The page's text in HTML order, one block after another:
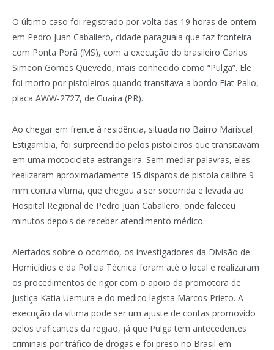
O último caso foi registrado por volta das 19 horas de ontem
em Pedro Juan Caballero, cidade paraguaia que faz fronteira
com Ponta Porã (MS), com a execução do brasileiro Carlos
Simeon Gomes Quevedo, mais conhecido como “Pulga”. Ele
foi morto por pistoleiros quando transitava a bordo Fiat Palio,
placa AWW-2727, de Guaíra (PR).
Ao chegar em frente à residência, situada no Bairro Mariscal
Estigarribia, foi surpreendido pelos pistoleiros que transitavam
em uma motocicleta estrangeira. Sem mediar palavras, eles
realizaram aproximadamente 15 disparos de pistola calibre 9
mm contra vítima, que chegou a ser socorrida e levada ao
Hospital Regional de Pedro Juan Caballero, onde faleceu
minutos depois de receber atendimento médico.
Alertados sobre o ocorrido, os investigadores da Divisão de
Homicídios e da Polícia Técnica foram até o local e realizaram
os procedimentos de rigor com o apoio da promotora de
Justiça Katia Uemura e do medico legista Marcos Prieto. A
execução da vítima pode ser um ajuste de contas promovido
pelos traficantes da região, já que Pulga tem antecedentes
criminais por tráfico de drogas e foi preso no Brasil em